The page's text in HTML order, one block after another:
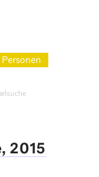
Personen
2015